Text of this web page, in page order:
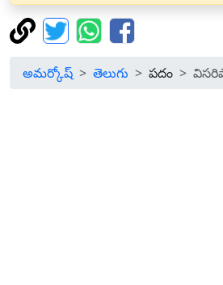
అమర్కోష్ తెలుగు పదం